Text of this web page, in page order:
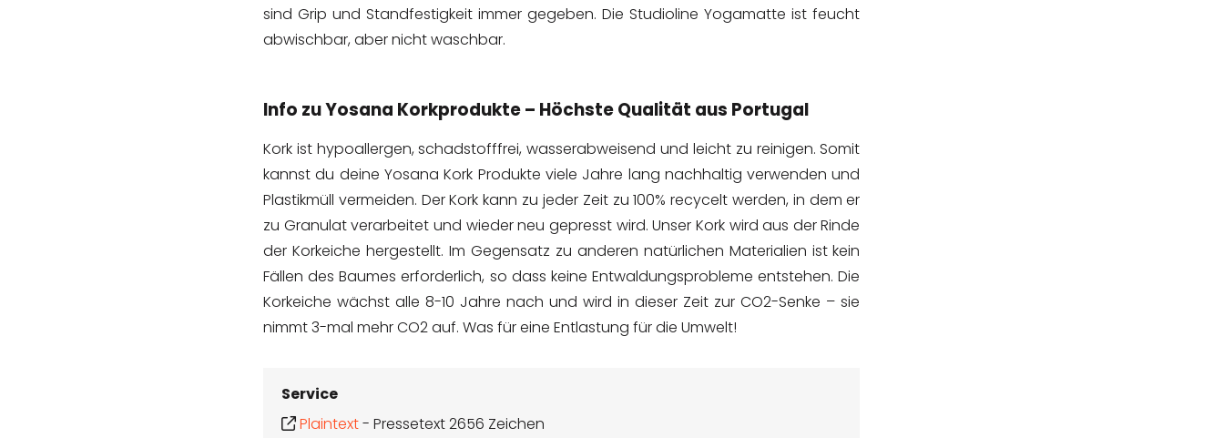
sind Grip und Standfestigkeit immer gegeben. Die Studioline Yogamatte ist feucht
abwischbar, aber nicht waschbar.
Info zu Yosana Korkprodukte – Höchste Qualität aus Portugal
Kork ist hypoallergen, schadstofffrei, wasserabweisend und leicht zu reinigen. Somit
kannst du deine Yosana Kork Produkte viele Jahre lang nachhaltig verwenden und
Plastikmüll vermeiden. Der Kork kann zu jeder Zeit zu 100% recycelt werden, in dem er
zu Granulat verarbeitet und wieder neu gepresst wird. Unser Kork wird aus der Rinde
der Korkeiche hergestellt. Im Gegensatz zu anderen natürlichen Materialien ist kein
Fällen des Baumes erforderlich, so dass keine Entwaldungsprobleme entstehen. Die
Korkeiche wächst alle 8-10 Jahre nach und wird in dieser Zeit zur CO2-Senke – sie
nimmt 3-mal mehr CO2 auf. Was für eine Entlastung für die Umwelt!
Service
Plaintext- Pressetext 2656 Zeichen